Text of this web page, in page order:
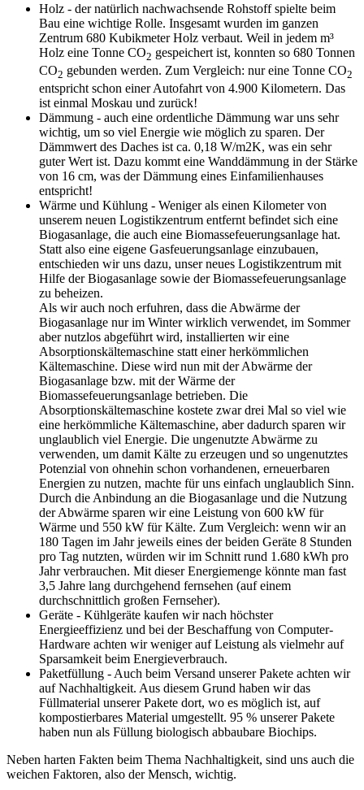
Holz - der natürlich nachwachsende Rohstoff spielte beim
Bau eine wichtige Rolle. Insgesamt wurden im ganzen
Zentrum 680 Kubikmeter Holz verbaut. Weil in jedem m³
Holz eine Tonne CO2 gespeichert ist, konnten so 680 Tonnen
CO2 gebunden werden. Zum Vergleich: nur eine Tonne CO2
entspricht schon einer Autofahrt von 4.900 Kilometern. Das
ist einmal Moskau und zurück!
Dämmung - auch eine ordentliche Dämmung war uns sehr
wichtig, um so viel Energie wie möglich zu sparen. Der
Dämmwert des Daches ist ca. 0,18 W/m2K, was ein sehr
guter Wert ist. Dazu kommt eine Wanddämmung in der Stärke
von 16 cm, was der Dämmung eines Einfamilienhauses
entspricht!
Wärme und Kühlung - Weniger als einen Kilometer von
unserem neuen Logistikzentrum entfernt befindet sich eine
Biogasanlage, die auch eine Biomassefeuerungsanlage hat.
Statt also eine eigene Gasfeuerungsanlage einzubauen,
entschieden wir uns dazu, unser neues Logistikzentrum mit
Hilfe der Biogasanlage sowie der Biomassefeuerungsanlage
zu beheizen.
Als wir auch noch erfuhren, dass die Abwärme der
Biogasanlage nur im Winter wirklich verwendet, im Sommer
aber nutzlos abgeführt wird, installierten wir eine
Absorptionskältemaschine statt einer herkömmlichen
Kältemaschine. Diese wird nun mit der Abwärme der
Biogasanlage bzw. mit der Wärme der
Biomassefeuerungsanlage betrieben. Die
Absorptionskältemaschine kostete zwar drei Mal so viel wie
eine herkömmliche Kältemaschine, aber dadurch sparen wir
unglaublich viel Energie. Die ungenutzte Abwärme zu
verwenden, um damit Kälte zu erzeugen und so ungenutztes
Potenzial von ohnehin schon vorhandenen, erneuerbaren
Energien zu nutzen, machte für uns einfach unglaublich Sinn.
Durch die Anbindung an die Biogasanlage und die Nutzung
der Abwärme sparen wir eine Leistung von 600 kW für
Wärme und 550 kW für Kälte. Zum Vergleich: wenn wir an
180 Tagen im Jahr jeweils eines der beiden Geräte 8 Stunden
pro Tag nutzten, würden wir im Schnitt rund 1.680 kWh pro
Jahr verbrauchen. Mit dieser Energiemenge könnte man fast
3,5 Jahre lang durchgehend fernsehen (auf einem
durchschnittlich großen Fernseher).
Geräte - Kühlgeräte kaufen wir nach höchster
Energieeffizienz und bei der Beschaffung von Computer-
Hardware achten wir weniger auf Leistung als vielmehr auf
Sparsamkeit beim Energieverbrauch.
Paketfüllung - Auch beim Versand unserer Pakete achten wir
auf Nachhaltigkeit. Aus diesem Grund haben wir das
Füllmaterial unserer Pakete dort, wo es möglich ist, auf
kompostierbares Material umgestellt. 95 % unserer Pakete
haben nun als Füllung biologisch abbaubare Biochips.
Neben harten Fakten beim Thema Nachhaltigkeit, sind uns auch die
weichen Faktoren, also der Mensch, wichtig.